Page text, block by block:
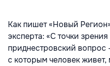
Как пишет «Новый
эксперта: «С точки
приднестровский вопрос
с которым человек